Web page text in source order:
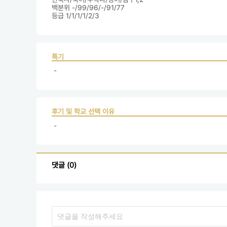
백분위 -/99/96/-/91/77
등급 1/1/1/1/2/3
특기
-
후기 및 학교 선택 이유
-
댓글 (0)